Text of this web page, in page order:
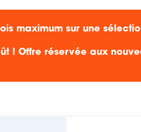
maximum sur une
! Offre réservée aux